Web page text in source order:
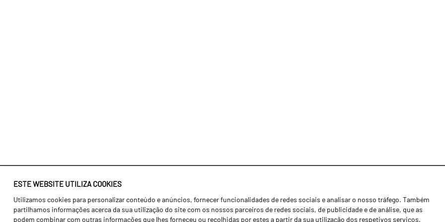
ESTE WEBSITE UTILIZA COOKIES
Utilizamos cookies para personalizar conteúdo e anúncios, fornecer funcionalidades de redes sociais e analisar o nosso tráfego. Também
partilhamos informações acerca da sua utilização do site com os nossos parceiros de redes sociais, de publicidade e de análise, que as
podem combinar com outras informações que lhes forneceu ou recolhidas por estes a partir da sua utilização dos respetivos serviços.
Identidade
História
Agricultura
Transportes
Notícias
Concessionários